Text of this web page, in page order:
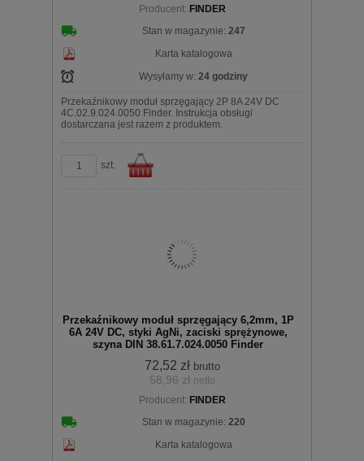
koszyka
Producent: FINDER
Stan w magazynie: 247
Karta katalogowa
Wysyłamy w: 24 godziny
Przekaźnikowy moduł sprzęgający 2P 8A 24V DC
4C.02.9.024.0050 Finder. Instrukcja obsługi
dostarczana jest razem z produktem.
szt.
koszyka
Przekaźnikowy moduł sprzęgający 6,2mm, 1P
6A 24V DC, styki AgNi, zaciski sprężynowe,
szyna DIN 38.61.7.024.0050 Finder
72,52 zł brutto
58,96 zł netto
Producent: FINDER
Stan w magazynie: 220
Karta katalogowa